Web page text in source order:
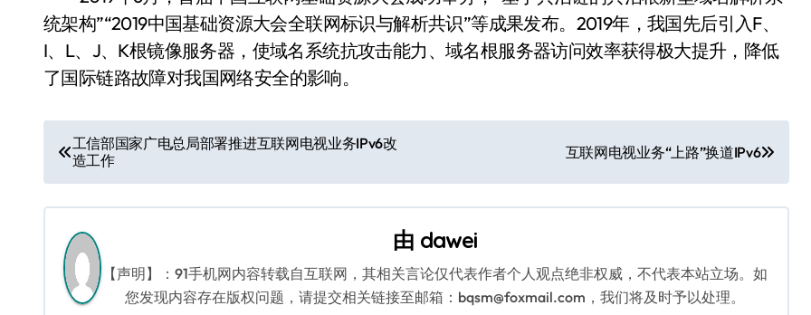
统架构”“2019中国基础资源大会全联网标识与解析共识”等成果发布。2019年，我国先后引入F、
I、L、J、K根镜像服务器，使域名系统抗攻击能力、域名根服务器访问效率获得极大提升，降低
了国际链路故障对我国网络安全的影响。
文
章
导
航
工信部国家广电总局部署推进互联网电视业务IPv6改
造工作
互联网电视业务“上路”换道IPv6
由 dawei
【声明】：91手机网内容转载自互联网，其相关言论仅代表作者个人观点绝非权威，不代表本站立场。如
您发现内容存在版权问题，请提交相关链接至邮箱：bqsm@foxmail.com，我们将及时予以处理。